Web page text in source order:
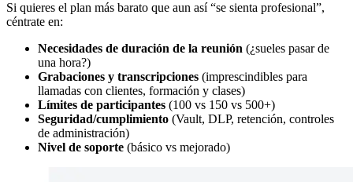
Si quieres el plan más barato que aun así “se sienta profesional”,
céntrate en:
Necesidades de duración de la reunión (¿sueles pasar de
una hora?)
Grabaciones y transcripciones (imprescindibles para
llamadas con clientes, formación y clases)
Límites de participantes (100 vs 150 vs 500+)
Seguridad/cumplimiento (Vault, DLP, retención, controles
de administración)
Nivel de soporte (básico vs mejorado)